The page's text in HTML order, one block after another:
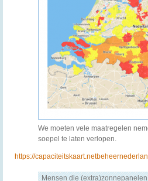
We moeten vele maatregelen
soepel te laten verlopen.
https://
Mensen die